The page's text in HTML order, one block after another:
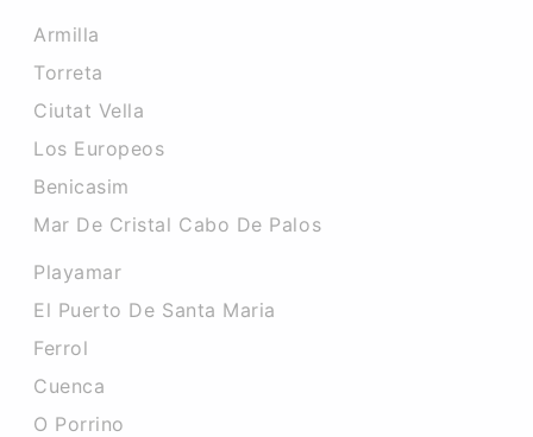
Armilla
Torreta
Ciutat Vella
Los Europeos
Benicasim
Mar De Cristal Cabo De Palos
Playamar
El Puerto De Santa Maria
Ferrol
Cuenca
O Porrino